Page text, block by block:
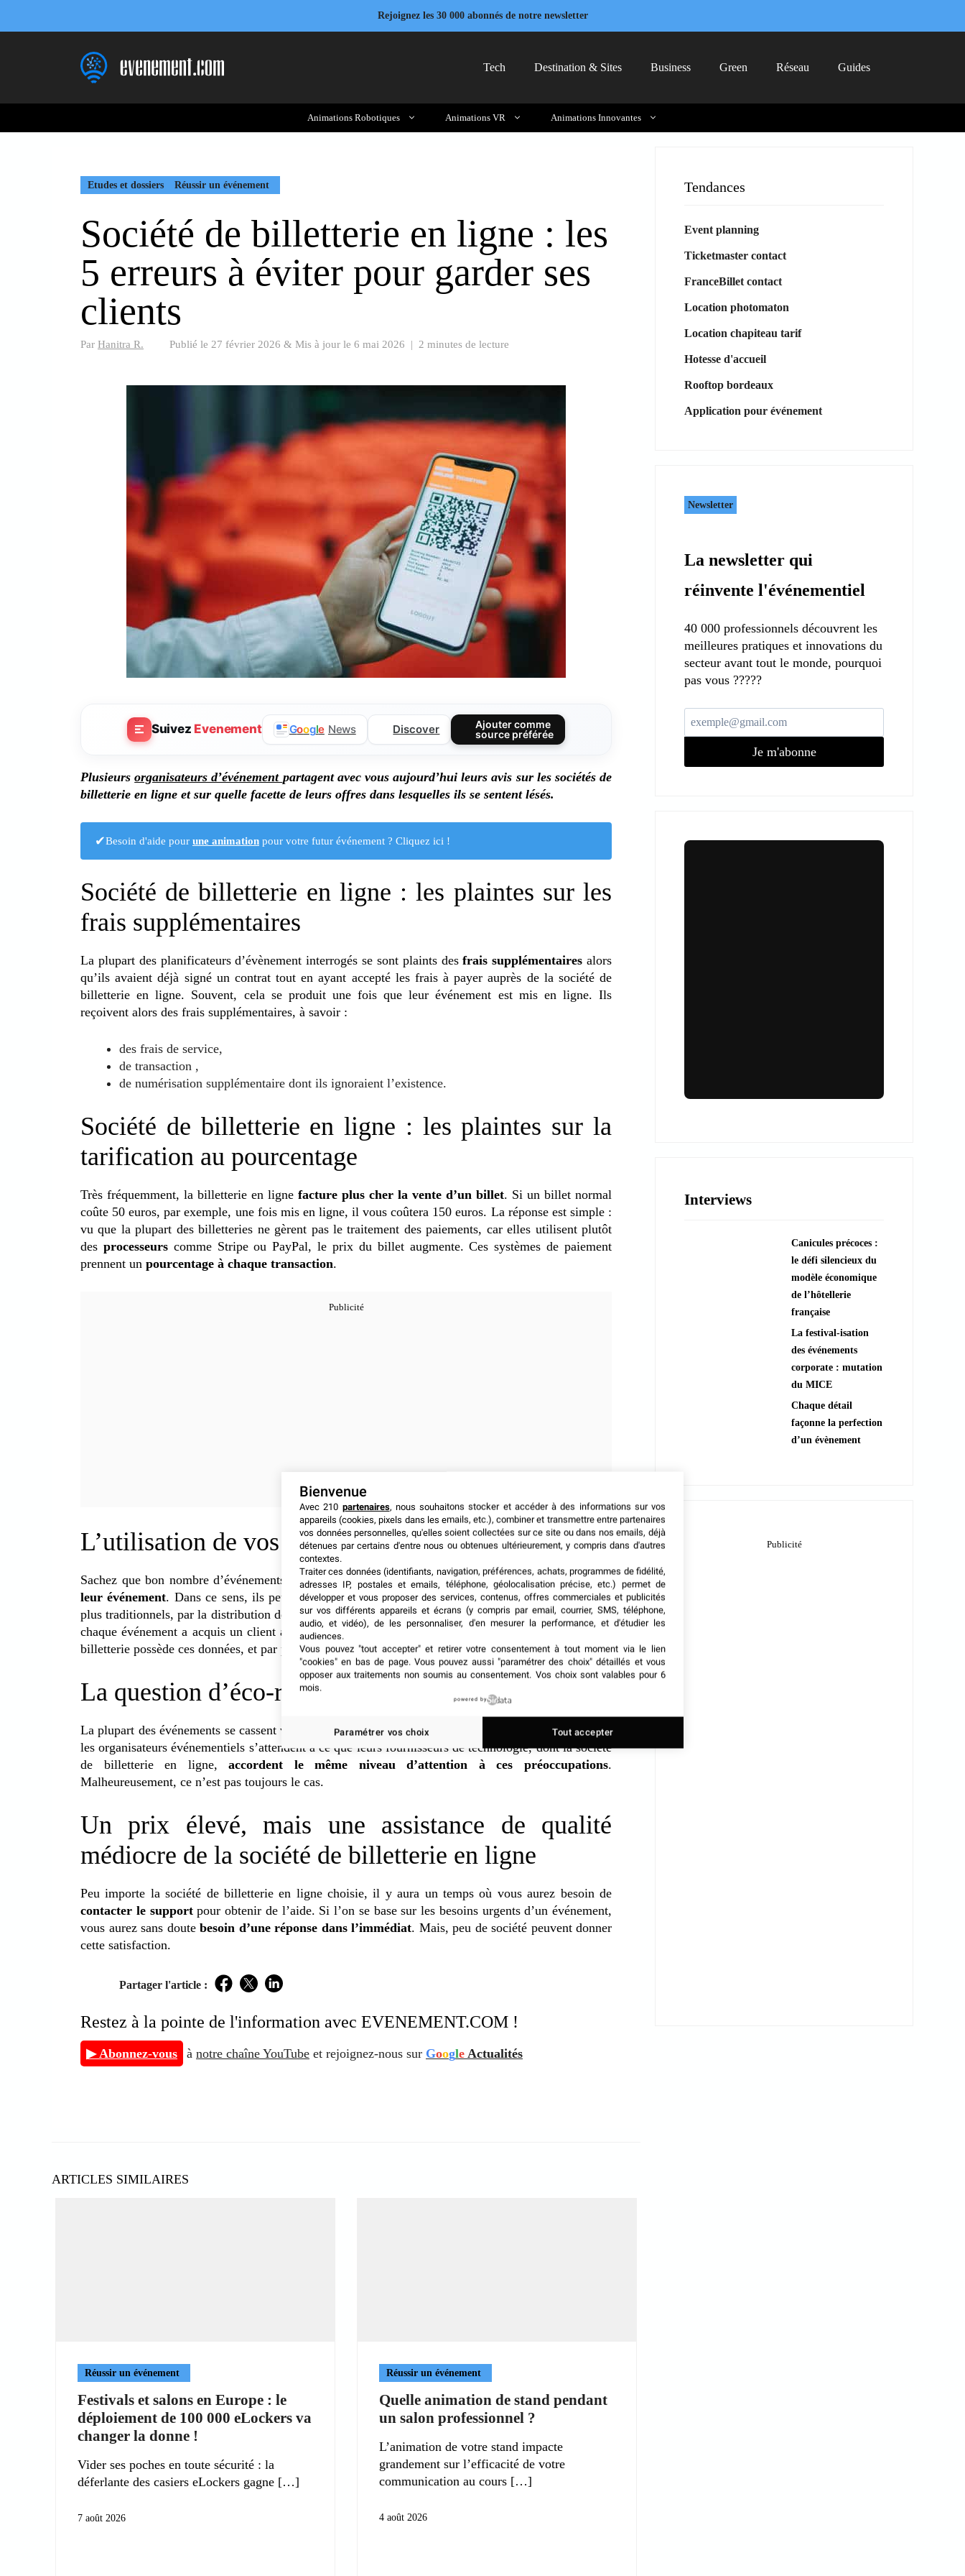
Rejoignez les 30 000 abonnés de notre newsletter
Tech Destination & Sites Business Green Réseau Guides
Animations Robotiques Animations VR Animations Innovantes
Etudes et dossiers Réussir un événement
Société de billetterie en ligne : les
5 erreurs à éviter pour garder ses
clients
Par Hanitra R. Publié le 27 février 2026 & Mis à jour le 6 mai 2026 | 2 minutes de lecture
Suivez Evenement Google News Discover
Ajouter comme
source préférée
Plusieursorganisateurs d’événement partagent avec vous aujourd’hui leurs avis sur les sociétés de
billetterie en ligne et sur quelle facette de leurs offres dans lesquelles ils se sentent lésés.
✔Besoin d'aide pour une animation pour votre futur événement ? Cliquez ici !
Société de billetterie en ligne : les plaintes sur les
frais supplémentaires
La plupart des planificateurs d’évènement interrogés se sont plaints desfrais supplémentaires alors
qu’ils avaient déjà signé un contrat tout en ayant accepté les frais à payer auprès de la société de
billetterie en ligne. Souvent, cela se produit une fois que leur événement est mis en ligne. Ils
reçoivent alors des frais supplémentaires, à savoir :
des frais de service,
de transaction ,
de numérisation supplémentaire dont ils ignoraient l’existence.
Société de billetterie en ligne : les plaintes sur la
tarification au pourcentage
Très fréquemment, la billetterie en ligne facture plus cher la vente d’un billet. Si un billet normal
coûte 50 euros, par exemple, une fois mis en ligne, il vous coûtera 150 euros. La réponse est simple :
vu que la plupart des billetteries ne gèrent pas le traitement des paiements, car elles utilisent plutôt
des processeurscomme Stripe ou PayPal, le prix du billet augmente. Ces systèmes de paiement
prennent un pourcentage à chaque transaction.
L’utilisation de vos données
Sachez que bon nombre d’événements dépensent dessommes considérables pour commercialiser
leur événement. Dans ce sens, ils peuvent le faire à travers les médias sociaux ou par des moyens
plus traditionnels, par la distribution de flyers, par exemple. Toutefois, quel que soit le moyen utilisé,
chaque événement a acquis un client après une longue lutte. Cependant, il se peut que la société de
billetterie possède ces données, et par profit,les vendre à d’autres événements.
La question d’éco-responsabilité
La plupart des événements se cassent vraiment la tête pouraméliorer leur durabilité
. Logiquement,
les organisateurs événementiels s’attendent à ce que leurs fournisseurs de technologie, dont la société
de billetterie en ligne,accordent le même niveau d’attention à ces préoccupations.
Malheureusement, ce n’est pas toujours le cas.
Un prix élevé, mais une assistance de qualité
médiocre de la société de billetterie en ligne
Peu importe la société de billetterie en ligne choisie, il y aura un temps où vous aurez besoin de
contacter le supportpour obtenir de l’aide. Si l’on se base sur les besoins urgents d’un événement,
vous aurez sans doute besoin d’une réponse dans l’immédiat. Mais, peu de société peuvent donner
cette satisfaction.
Partager l'article : Facebook
TwitterLinkedIn
Restez à la pointe de l'information avec EVENEMENT.COM !
▶ Abonnez-vous à notre chaîne YouTube et rejoignez-nous sur Google Actualités
ARTICLES SIMILAIRES
Réussir un événement
Festivals et salons en Europe : le
déploiement de 100 000 eLockers va
changer la donne !
Vider ses poches en toute sécurité : la
déferlante des casiers eLockers gagne
7 août 2026
Réussir un événement
Quelle animation de stand pendant
un salon professionnel ?
L’animation de votre stand impacte
grandement sur l’efficacité de votre
communication au cours
4 août 2026
Tendances
Event planning
Ticketmaster contact
FranceBillet contact
Location photomaton
Location chapiteau tarif
Hotesse d'accueil
Rooftop bordeaux
Application pour événement
Newsletter
La newsletter qui
réinvente l'événementiel
40 000 professionnels découvrent les
meilleures pratiques et innovations du
secteur avant tout le monde, pourquoi
pas vous ?????
Je m'abonne
???? Explorer les animations
Interviews
Canicules précoces :
le défi silencieux du
modèle économique
de l’hôtellerie
française
La festival-isation
des événements
corporate : mutation
du MICE
Chaque détail
façonne la perfection
d’un évènement
Bienvenue
Avec 210 partenaires, nous souhaitons stocker et accéder à des informations sur vos
appareils (cookies, pixels dans les emails, etc.), combiner et transmettre entre partenaires
vos données personnelles, qu'elles soient collectées sur ce site ou dans nos emails, déjà
détenues par certains d'entre nous ou obtenues ultérieurement, y compris dans d'autres
contextes.
Traiter ces données (identifiants, navigation, préférences, achats, programmes de fidélité,
adresses IP, postales et emails, téléphone, géolocalisation précise, etc.) permet de
développer et vous proposer des services, contenus, offres commerciales et publicités
sur vos différents appareils et écrans (y compris par email, courrier, SMS, téléphone,
audio, et vidéo), de les personnaliser, d'en mesurer la performance, et d'étudier les
audiences.
Vous pouvez "tout accepter" et retirer votre consentement à tout moment via le lien
"cookies" en bas de page. Vous pouvez aussi "paramétrer des choix" détaillés et vous
opposer aux traitements non soumis au consentement. Vos choix sont valables pour 6
mois.
powered by
Paramétrer vos choix Tout accepter